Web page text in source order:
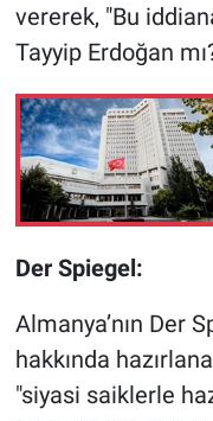
vererek, "Bu
Tayyip Erdoğan
Der Spiegel:
Almanya’nın Der
hakkında
"siyasi saiklerle